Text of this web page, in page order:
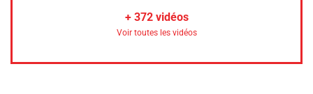
+ 372vidéos
Voir toutes les vidéos